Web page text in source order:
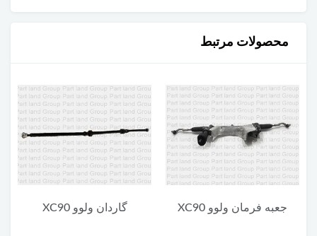
محصولات مرتبط
گاردان ولوو XC90
یونیت پایین چراغ جلو ولوو